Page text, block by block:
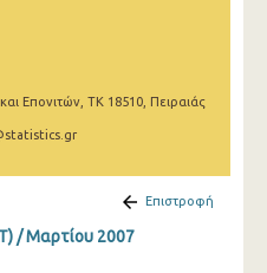
Επονιτών, ΤΚ 18510, Πειραιάς
Επιστροφή
/ Μαρτίου 2007